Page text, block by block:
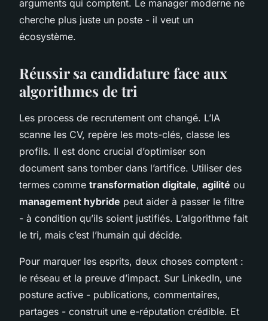
arguments qui comptent. Le manager moderne ne
cherche plus juste un poste - il veut un
écosystème.
Réussir sa candidature face aux
algorithmes de tri
Les process de recrutement ont changé. L’IA
scanne les CV, repère les mots-clés, classe les
profils. Il est donc crucial d’optimiser son
document sans tomber dans l’artifice. Utiliser des
termes comme transformation digitale, agilité ou
management hybride peut aider à passer le filtre
- à condition qu’ils soient justifiés. L’algorithme fait
le tri, mais c’est l’humain qui décide.
Pour marquer les esprits, deux choses comptent :
le réseau et la preuve d’impact. Sur LinkedIn, une
posture active - publications, commentaires,
partages - construit une e-réputation crédible. Et